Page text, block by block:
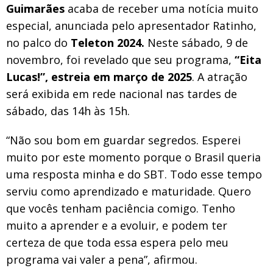
Guimarães acaba de receber uma notícia muito
especial, anunciada pelo apresentador Ratinho,
no palco do Teleton 2024. Neste sábado, 9 de
novembro, foi revelado que seu programa, “Eita
Lucas!”, estreia em março de 2025. A atração
será exibida em rede nacional nas tardes de
sábado, das 14h às 15h.
“Não sou bom em guardar segredos. Esperei
muito por este momento porque o Brasil queria
uma resposta minha e do SBT. Todo esse tempo
serviu como aprendizado e maturidade. Quero
que vocês tenham paciência comigo. Tenho
muito a aprender e a evoluir, e podem ter
certeza de que toda essa espera pelo meu
programa vai valer a pena”, afirmou.